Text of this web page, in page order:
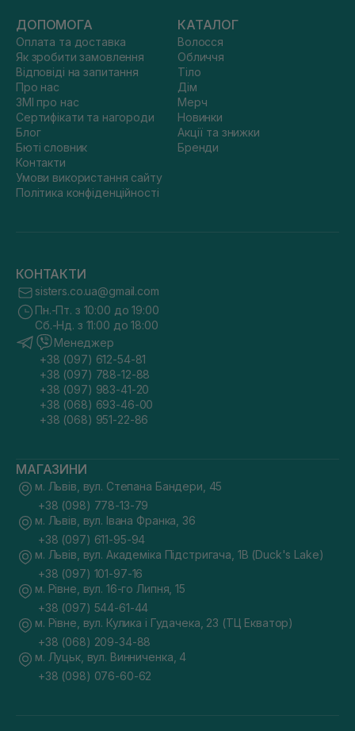
ДОПОМОГА
Оплата та доставка
Як зробити замовлення
Відповіді на запитання
Про нас
ЗМІ про нас
Сертифікати та нагороди
Блог
Бюті словник
Контакти
Умови використання сайту
Політика конфіденційності
КАТАЛОГ
Волосся
Обличчя
Тіло
Дім
Мерч
Новинки
Акції та знижки
Бренди
КОНТАКТИ
sisters.co.ua@gmail.com
Пн.-Пт. з 10:00 до 19:00
Сб.-Нд. з 11:00 до 18:00
Менеджер
+38 (097) 612-54-81
+38 (097) 788-12-88
+38 (097) 983-41-20
+38 (068) 693-46-00
+38 (068) 951-22-86
МАГАЗИНИ
м. Львів, вул. Степана Бандери, 45
+38 (098) 778-13-79
м. Львів, вул. Івана Франка, 36
+38 (097) 611-95-94
м. Львів, вул. Академіка Підстригача, 1В (Duck's Lake)
+38 (097) 101-97-16
м. Рівне, вул. 16-го Липня, 15
+38 (097) 544-61-44
м. Рівне, вул. Кулика і Гудачека, 23 (ТЦ Екватор)
+38 (068) 209-34-88
м. Луцьк, вул. Винниченка, 4
+38 (098) 076-60-62